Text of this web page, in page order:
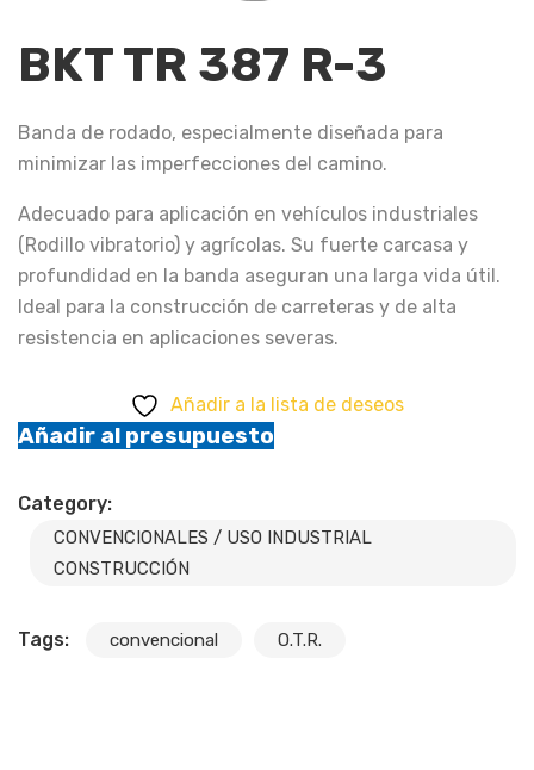
BKT TR 387 R-3
Banda de rodado, especialmente diseñada para
minimizar las imperfecciones del camino.
Adecuado para aplicación en vehículos industriales
(Rodillo vibratorio) y agrícolas. Su fuerte carcasa y
profundidad en la banda aseguran una larga vida útil.
Ideal para la construcción de carreteras y de alta
resistencia en aplicaciones severas.
Añadir a la lista de deseos
Añadir al presupuesto
Category:
CONVENCIONALES / USO INDUSTRIAL
CONSTRUCCIÓN
Tags: convencional O.T.R.